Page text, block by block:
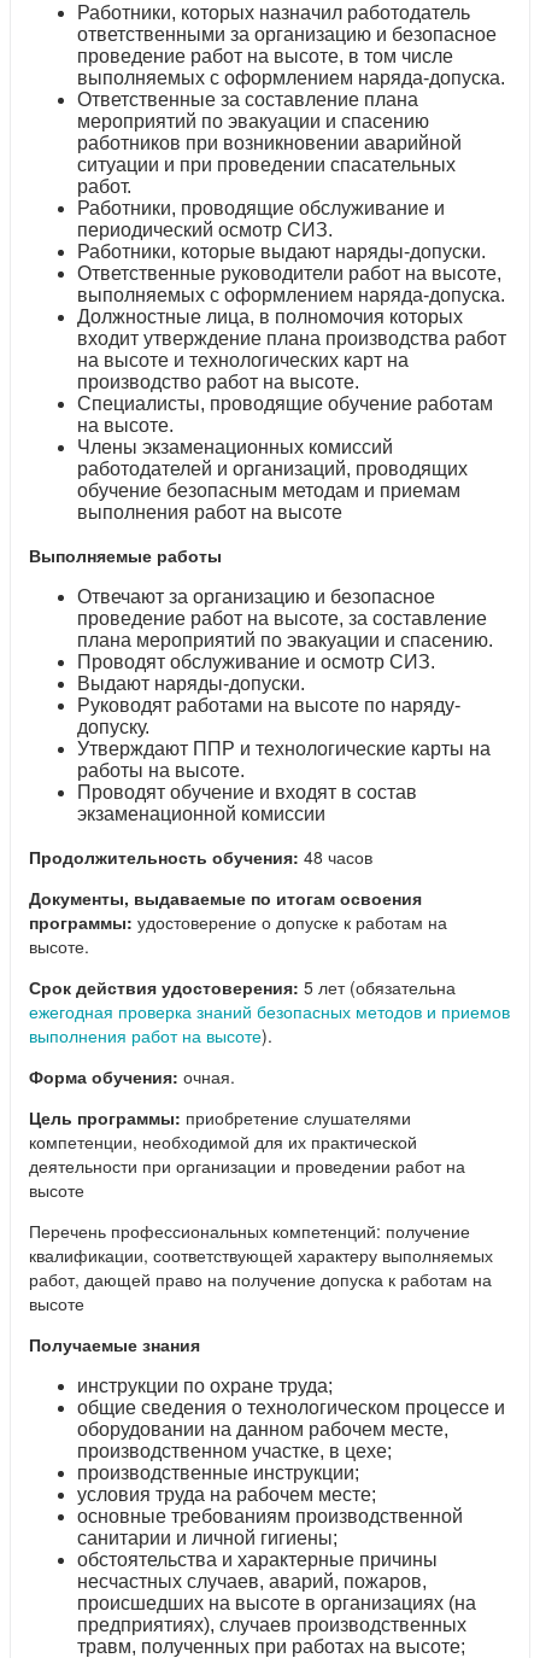
Работники, которых назначил работодатель
ответственными за организацию и безопасное
проведение работ на высоте, в том числе
выполняемых с оформлением наряда-допуска.
Ответственные за составление плана
мероприятий по эвакуации и спасению
работников при возникновении аварийной
ситуации и при проведении спасательных
работ.
Работники, проводящие обслуживание и
периодический осмотр СИЗ.
Работники, которые выдают наряды-допуски.
Ответственные руководители работ на высоте,
выполняемых с оформлением наряда-допуска.
Должностные лица, в полномочия которых
входит утверждение плана производства работ
на высоте и технологических карт на
производство работ на высоте.
Специалисты, проводящие обучение работам
на высоте.
Члены экзаменационных комиссий
работодателей и организаций, проводящих
обучение безопасным методам и приемам
выполнения работ на высоте
Выполняемые работы
Отвечают за организацию и безопасное
проведение работ на высоте, за составление
плана мероприятий по эвакуации и спасению.
Проводят обслуживание и осмотр СИЗ.
Выдают наряды-допуски.
Руководят работами на высоте по наряду-
допуску.
Утверждают ППР и технологические карты на
работы на высоте.
Проводят обучение и входят в состав
экзаменационной комиссии
Продолжительность обучения: 48 часов
Документы, выдаваемые по итогам освоения
программы: удостоверение о допуске к работам на
высоте.
Срок действия удостоверения: 5 лет (обязательна
ежегодная проверка знаний безопасных методов и приемов
выполнения работ на высоте).
Форма обучения: очная.
Цель программы: приобретение слушателями
компетенции, необходимой для их практической
деятельности при организации и проведении работ на
высоте
Перечень профессиональных компетенций: получение
квалификации, соответствующей характеру выполняемых
работ, дающей право на получение допуска к работам на
высоте
Получаемые знания
инструкции по охране труда;
общие сведения о технологическом процессе и
оборудовании на данном рабочем месте,
производственном участке, в цехе;
производственные инструкции;
условия труда на рабочем месте;
основные требованиям производственной
санитарии и личной гигиены;
обстоятельства и характерные причины
несчастных случаев, аварий, пожаров,
происшедших на высоте в организациях (на
предприятиях), случаев производственных
травм, полученных при работах на высоте;